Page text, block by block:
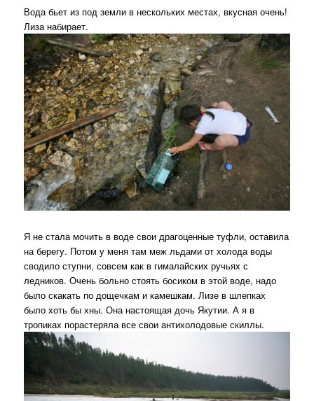
Вода бьет из под земли в нескольких местах, вкусная очень!
Лиза набирает.
Я не стала мочить в воде свои драгоценные туфли, оставила
на берегу. Потом у меня там меж льдами от холода воды
сводило ступни, совсем как в гималайских ручьях с
ледников. Очень больно стоять босиком в этой воде, надо
было скакать по дощечкам и камешкам. Лизе в шлепках
было хоть бы хны. Она настоящая дочь Якутии. А я в
тропиках порастеряла все свои антихолодовые скиллы.